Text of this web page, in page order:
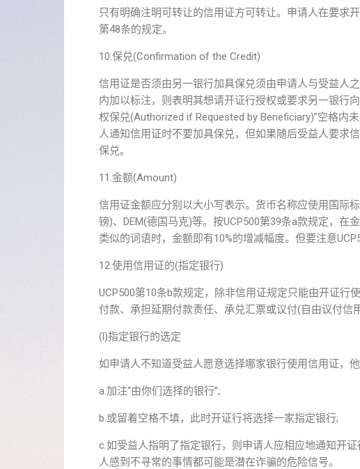
只有明确注明可转让的信用证方可转让。申请人在要求
第48条的规定。
10.保兑(Confirmation of the Credit)
信用证是否须由另一银行加具保兑须由申请人与受益人
内加以标注，则表明其想请开证行授权或要求另一银行
权保兑(Authorized if Requested by Beneficiary)”空格内
人通知信用证时不要加具保兑，但如果随后受益人要求
保兑。
11.金额(Amount)
信用证金额应分别以大小写表示。货币名称应使用国际
镑)、DEM(德国马克)等。按UCP500第39条a款规定，
类似的词语时，金额即有10%的增减幅度。但要注意
12.使用信用证的(指定银行)
UCP500第10条b款规定，除非信用证规定只能由开证
付款、承担延期付款责任、承兑汇票或议付(自由议付信
(l)指定银行的选定
如申请人不知道受益人愿意选择哪家银行使用信用证，他
a.加注“由你们选择的银行”;
b.或留着空格不填，此时开证行将选择一家指定银行;
c.如受益人指明了指定银行，则申请人应相应地通知开
人感到不寻常的事情都可能是潜在诈骗的危险信号。